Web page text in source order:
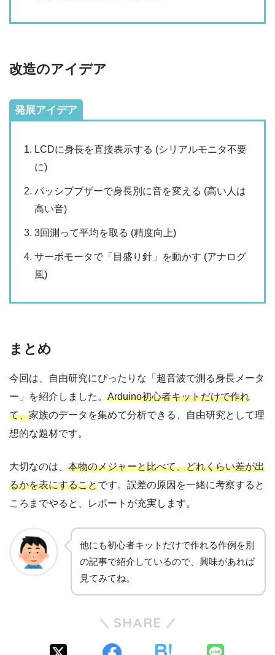
改造のアイデア
発展アイデア
LCDに身長を直接表示する (シリアルモニタ不要
に)
パッシブブザーで身長別に音を変える (高い人は
高い音)
3回測って平均を取る (精度向上)
サーボモータで「目盛り針」を動かす (アナログ
風)
まとめ
今回は、自由研究にぴったりな「超音波で測る身長メータ
ー」を紹介しました。 Arduino初心者キットだけで作れ
て、家族のデータを集めて分析できる、自由研究として理
想的な題材です。
大切なのは、 本物のメジャーと比べて、どれくらい差が出
るかを表にすることです。誤差の原因を一緒に考察すると
ころまでやると、レポートが充実します。
他にも初心者キットだけで作れる作例を別
の記事で紹介しているので、興味があれば
見てみてね。
SHARE